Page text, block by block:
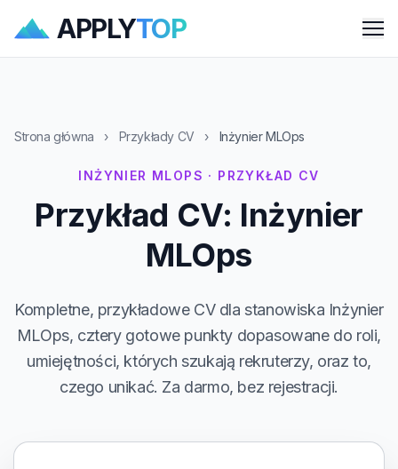
APPLYTOP
Strona główna › Przykłady CV › Inżynier MLOps
INŻYNIER MLOPS · PRZYKŁAD CV
Przykład CV: Inżynier
MLOps
Kompletne, przykładowe CV dla stanowiska Inżynier
MLOps, cztery gotowe punkty dopasowane do roli,
umiejętności, których szukają rekruterzy, oraz to,
czego unikać. Za darmo, bez rejestracji.